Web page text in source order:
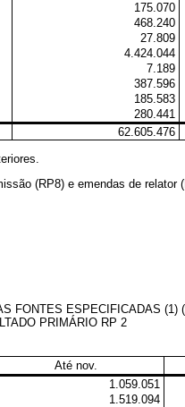
175.070
468.240
27.809
4.424.044
7.189
387.596
185.583
280.441
62.605.476
(RP8) e emendas de relator
FONTES ESPECIFICADAS (1)
PRIMÁRIO RP 2
Até nov.
1.059.051
1.519.094